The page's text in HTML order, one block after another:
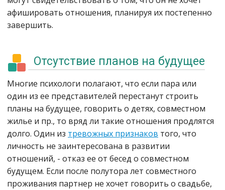
афишировать отношения, планируя их постепенно
завершить.
Отсутствие планов на будущее
Многие психологи полагают, что если пара или
один из ее представителей перестанут строить
планы на будущее, говорить о детях, совместном
жилье и пр., то вряд ли такие отношения продлятся
долго. Один из тревожных признаков того, что
личность не заинтересована в развитии
отношений, - отказ ее от бесед о совместном
будущем. Если после полутора лет совместного
проживания партнер не хочет говорить о свадьбе,